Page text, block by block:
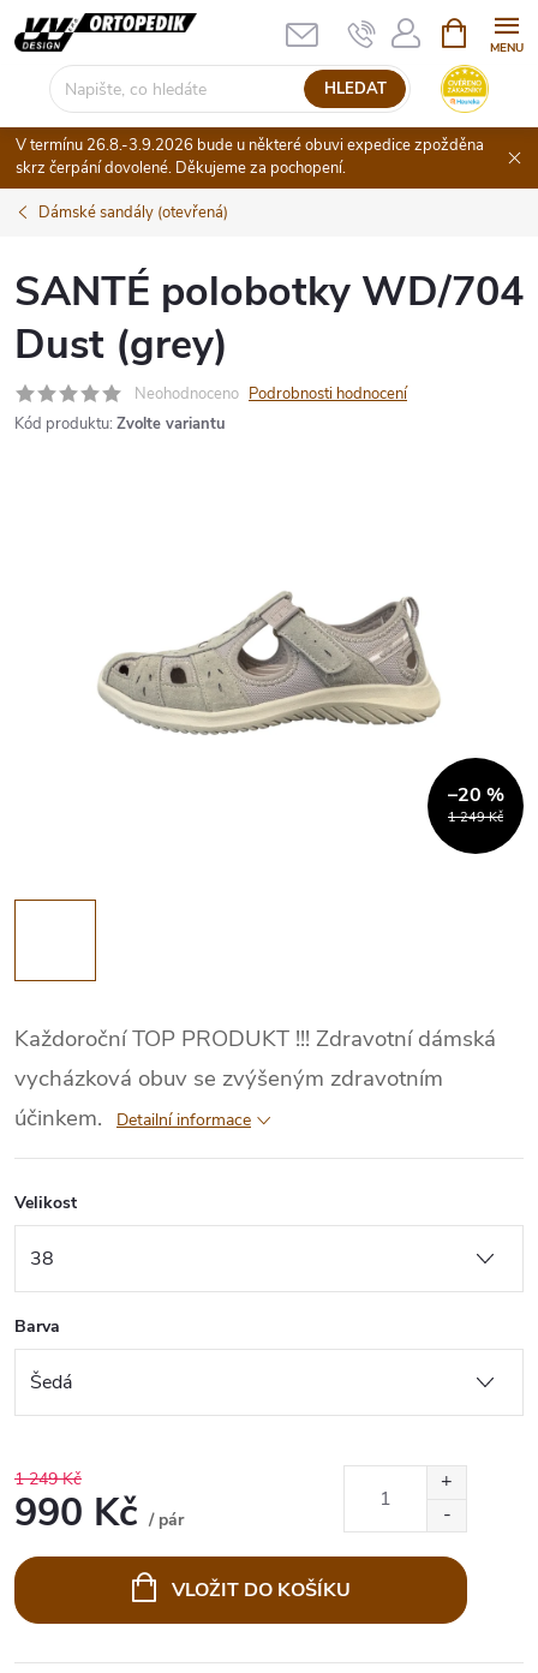
Přejít
na
HLEDAT
NÁKUPNÍ
KOŠÍK
V termínu 26.8.-3.9.2026 bude u některé obuvi expedice zpožděna
skrz čerpání dovolené. Děkujeme za pochopení.
Dámské sandály (otevřená)
SANTÉ polobotky WD/704
Dust (grey)
Neohodnoceno Podrobnosti hodnocení
Kód produktu: Zvolte variantu
1 249 Kč
–20 %
Každoroční TOP PRODUKT !!! Zdravotní dámská
vycházková obuv se zvýšeným zdravotním
účinkem.
Detailní informace
Velikost
Barva
1 249 Kč
990 Kč / pár
cena:
VLOŽIT DO KOŠÍKU